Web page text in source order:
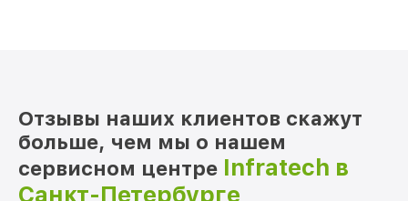
Отзывы наших клиентов скажут
больше, чем мы о нашем
сервисном центре Infratech в
Санкт-Петербурге